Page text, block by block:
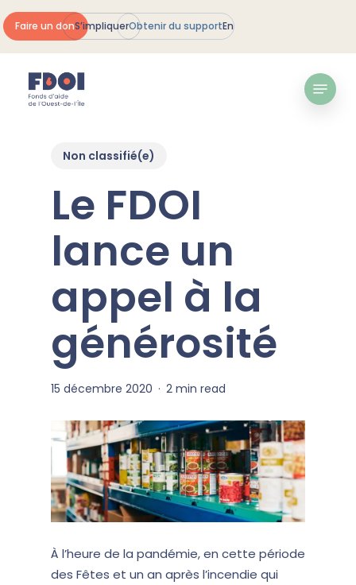
Skip
to
main
content
Faire un donS’impliquerObtenir du supportEn
Menu
Non classifié(e)
Le FDOI
lance un
appel à la
générosité
15 décembre 2020 2 min read
À l’heure de la pandémie, en cette période
des Fêtes et un an après l’incendie qui
le
menu